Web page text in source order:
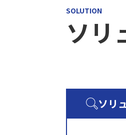
ソリューションカテゴ
スマートプロダクト スマート
SOLUTION
ソリ
ソリ